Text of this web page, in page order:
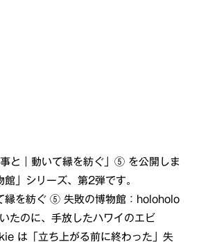
と｜動いて縁を紡ぐ」⑤ を公開しま
」シリーズ、第2弾です。
縁を紡ぐ ⑤ 失敗の博物館：holoholo
のに、手放したハワイのエビ
は「立ち上がる前に終わった」失